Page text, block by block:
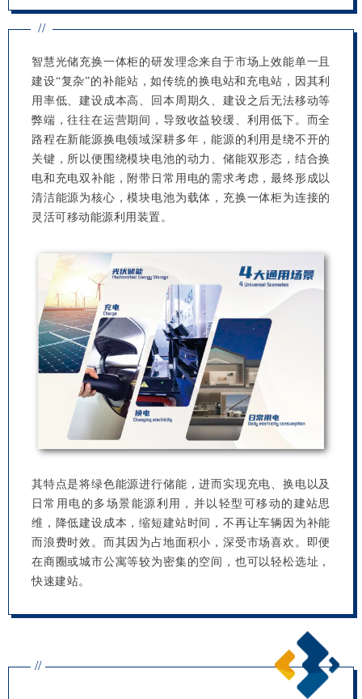
//
智慧光储充换一体柜的研发理念来自于市场上效能单一且
建设“复杂”的补能站，如传统的换电站和充电站，因其利
用率低、建设成本高、回本周期久、建设之后无法移动等
弊端，往往在运营期间，导致收益较缓、利用低下。而全
路程在新能源换电领域深耕多年，能源的利用是绕不开的
关键，所以便围绕模块电池的动力、储能双形态，结合换
电和充电双补能，附带日常用电的需求考虑，最终形成以
清洁能源为核心，模块电池为载体，充换一体柜为连接的
灵活可移动能源利用装置。
其特点是将绿色能源进行储能，进而实现充电、换电以及
日常用电的多场景能源利用，并以轻型可移动的建站思
维，降低建设成本，缩短建站时间，不再让车辆因为补能
而浪费时效。而其因为占地面积小，深受市场喜欢。即便
在商圈或城市公寓等较为密集的空间，也可以轻松选址，
快速建站。
//